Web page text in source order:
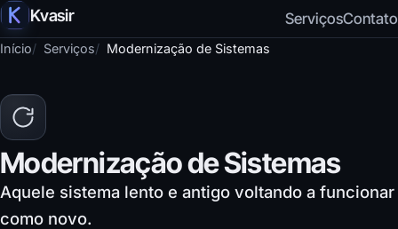
Kvasir ServiçosContato
Início Serviços Modernização de Sistemas
Modernização de Sistemas
Aquele sistema lento e antigo voltando a funcionar
como novo.